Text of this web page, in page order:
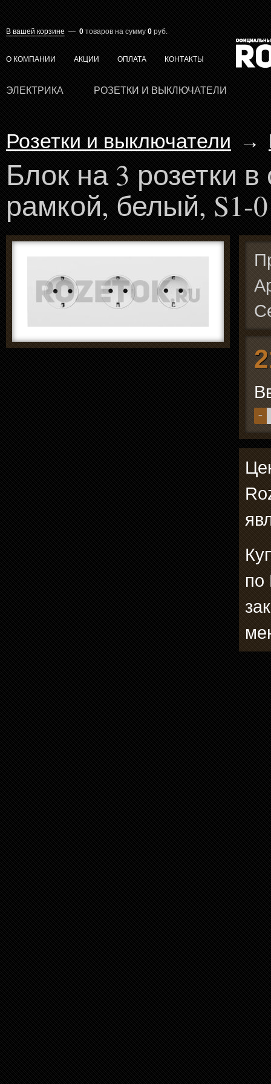
В вашей корзине — 0 товаров на сумму 0 руб.
О КОМПАНИИ АКЦИИ ОПЛАТА КОНТАКТЫ
ЭЛЕКТРИКА РОЗЕТКИ И ВЫКЛЮЧАТЕЛИ
Розетки и выключатели →
Блок на 3 розетки
рамкой, белый, S1-
−
по